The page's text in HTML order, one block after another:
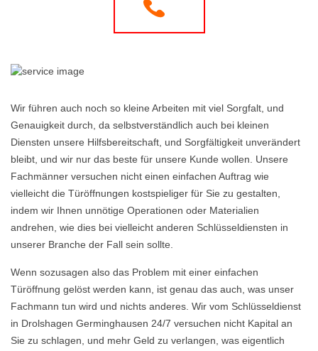
Wir führen auch noch so kleine Arbeiten mit viel Sorgfalt, und
Genauigkeit durch, da selbstverständlich auch bei kleinen
Diensten unsere Hilfsbereitschaft, und Sorgfältigkeit unverändert
bleibt, und wir nur das beste für unsere Kunde wollen. Unsere
Fachmänner versuchen nicht einen einfachen Auftrag wie
vielleicht die Türöffnungen kostspieliger für Sie zu gestalten,
indem wir Ihnen unnötige Operationen oder Materialien
andrehen, wie dies bei vielleicht anderen Schlüsseldiensten in
unserer Branche der Fall sein sollte.
Wenn sozusagen also das Problem mit einer einfachen
Türöffnung gelöst werden kann, ist genau das auch, was unser
Fachmann tun wird und nichts anderes. Wir vom Schlüsseldienst
in Drolshagen Germinghausen 24/7 versuchen nicht Kapital an
Sie zu schlagen, und mehr Geld zu verlangen, was eigentlich